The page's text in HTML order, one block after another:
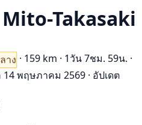
Mito-Takasaki
าง · 159 km · 1วัน 7ชม. 59น. ·
14 พฤษภาคม 2569 · อัปเดต